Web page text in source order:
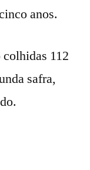
anos.
112
safra,